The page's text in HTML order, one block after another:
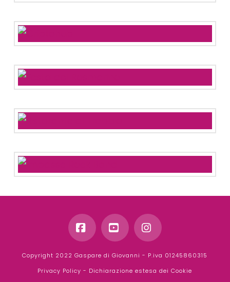
FacebookYouTubeInstagram
Copyright 2022 Gaspare di Giovanni - P.iva 01245860315
Privacy Policy - Dichiarazione estesa dei Cookie